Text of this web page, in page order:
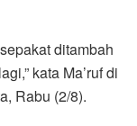
ditambah
kata Ma’ruf di
Rabu (2/8).